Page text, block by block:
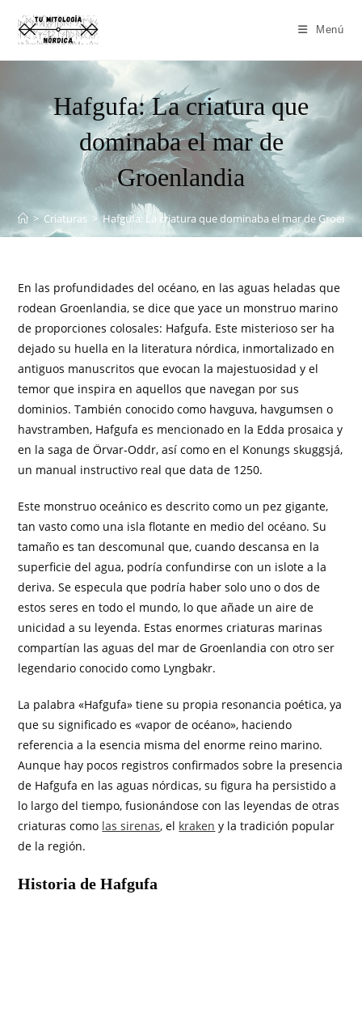
Menú
Hafgufa: La criatura que
dominaba el mar de
Groenlandia
> Criaturas > Hafgufa: La criatura que dominaba el mar de
En las profundidades del océano, en las aguas heladas que
rodean Groenlandia, se dice que yace un monstruo marino
de proporciones colosales: Hafgufa. Este misterioso ser ha
dejado su huella en la literatura nórdica, inmortalizado en
antiguos manuscritos que evocan la majestuosidad y el
temor que inspira en aquellos que navegan por sus
dominios. También conocido como havguva, havgumsen o
havstramben, Hafgufa es mencionado en la Edda prosaica y
en la saga de Örvar-Oddr, así como en el Konungs skuggsjá,
un manual instructivo real que data de 1250.
Este monstruo oceánico es descrito como un pez gigante,
tan vasto como una isla flotante en medio del océano. Su
tamaño es tan descomunal que, cuando descansa en la
superficie del agua, podría confundirse con un islote a la
deriva. Se especula que podría haber solo uno o dos de
estos seres en todo el mundo, lo que añade un aire de
unicidad a su leyenda. Estas enormes criaturas marinas
compartían las aguas del mar de Groenlandia con otro ser
legendario conocido como Lyngbakr.
La palabra «Hafgufa» tiene su propia resonancia poética, ya
que su significado es «vapor de océano», haciendo
referencia a la esencia misma del enorme reino marino.
Aunque hay pocos registros confirmados sobre la presencia
de Hafgufa en las aguas nórdicas, su figura ha persistido a
lo largo del tiempo, fusionándose con las leyendas de otras
criaturas como las sirenas, el kraken y la tradición popular
de la región.
Historia de Hafgufa